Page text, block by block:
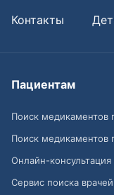
Контакты
Пациентам
Поиск медикаментов
Поиск медикаментов
Онлайн-консультация
Сервис поиска